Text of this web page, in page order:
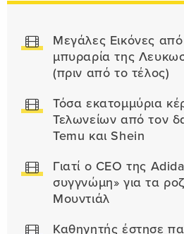
Μεγάλες Εικόνες από
μπυραρία της
(πριν από το τέλος)
Τόσα εκατομμύρια
Τελωνείων από τον
Temu και Shein
Γιατί ο CEO της
συγγνώμη» για τα
Μουντιάλ
Καθηγητής έστησε